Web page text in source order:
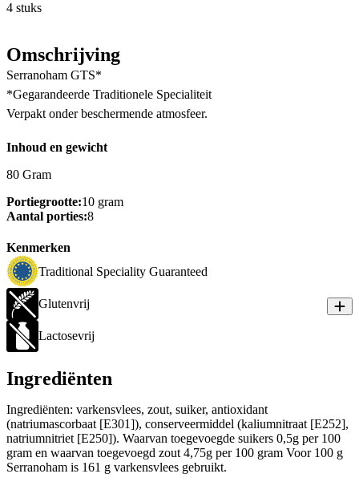
4 stuks
Omschrijving
Serranoham GTS*
*Gegarandeerde Traditionele Specialiteit
Verpakt onder beschermende atmosfeer.
Inhoud en gewicht
80 Gram
Portiegrootte:10 gram
Aantal porties:8
Kenmerken
Traditional Speciality Guaranteed
Glutenvrij
Lactosevrij
Ingrediënten
Ingrediënten: varkensvlees, zout, suiker, antioxidant
(natriumascorbaat [E301]), conserveermiddel (kaliumnitraat [E252],
natriumnitriet [E250]). Waarvan toegevoegde suikers 0,5g per 100
gram en waarvan toegevoegd zout 4,75g per 100 gram Voor 100 g
Serranoham is 161 g varkensvlees gebruikt.